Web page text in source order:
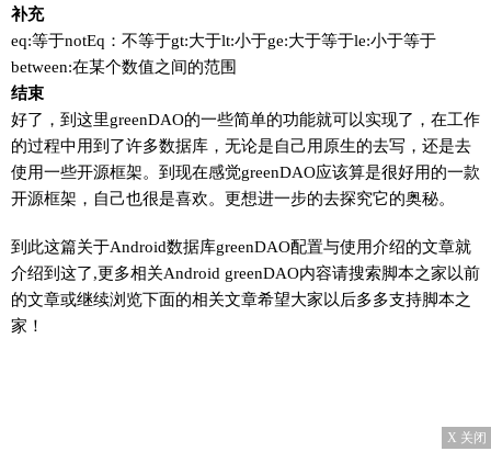
补充
eq:等于notEq：不等于gt:大于lt:小于ge:大于等于le:小于等于
between:在某个数值之间的范围
结束
好了，到这里greenDAO的一些简单的功能就可以实现了，在工作
的过程中用到了许多数据库，无论是自己用原生的去写，还是去
使用一些开源框架。到现在感觉greenDAO应该算是很好用的一款
开源框架，自己也很是喜欢。更想进一步的去探究它的奥秘。
到此这篇关于Android数据库greenDAO配置与使用介绍的文章就
介绍到这了,更多相关Android greenDAO内容请搜索脚本之家以前
的文章或继续浏览下面的相关文章希望大家以后多多支持脚本之
家！
X 关闭